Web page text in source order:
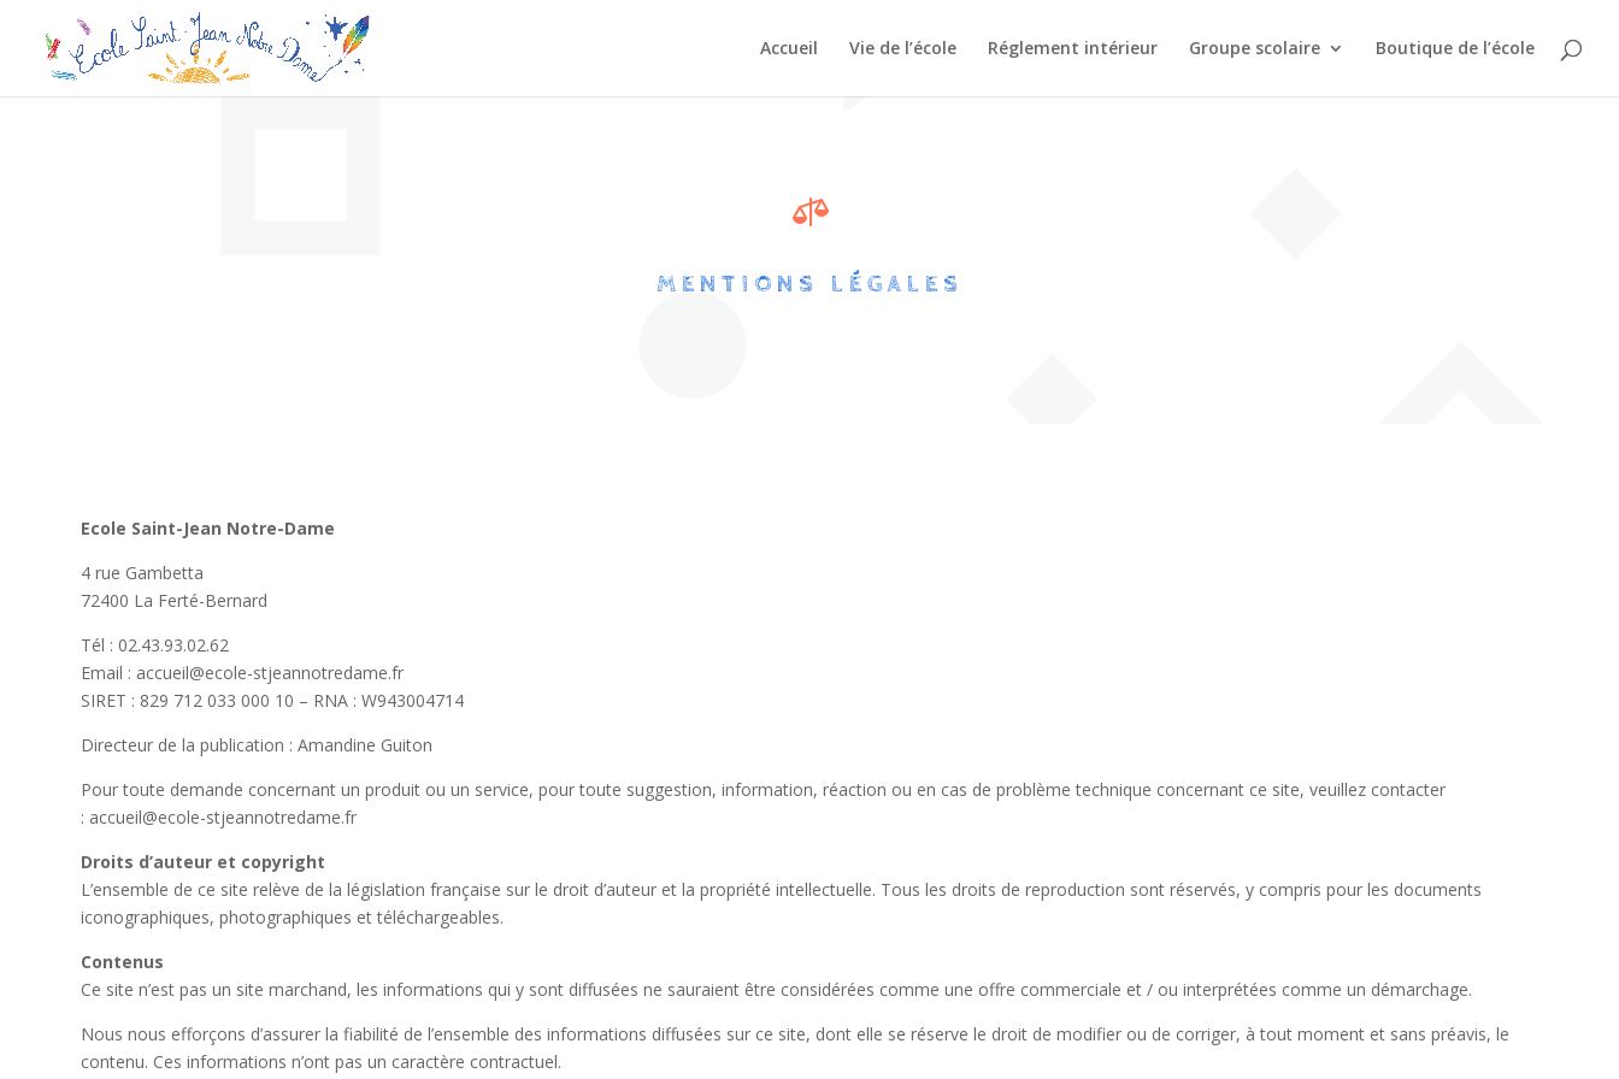
Accueil Vie de l’école Réglement intérieur Groupe scolaire Boutique de l’école

MENTIONS LÉGALES
Ecole Saint-Jean Notre-Dame
4 rue Gambetta
72400 La Ferté-Bernard
Tél : 02.43.93.02.62
Email : accueil@ecole-stjeannotredame.fr
SIRET : 829 712 033 000 10 – RNA : W943004714
Directeur de la publication : Amandine Guiton
Pour toute demande concernant un produit ou un service, pour toute suggestion, information, réaction ou en cas de problème technique concernant ce site, veuillez contacter
: accueil@ecole-stjeannotredame.fr
Droits d’auteur et copyright
L’ensemble de ce site relève de la législation française sur le droit d’auteur et la propriété intellectuelle. Tous les droits de reproduction sont réservés, y compris pour les documents
iconographiques, photographiques et téléchargeables.
Contenus
Ce site n’est pas un site marchand, les informations qui y sont diffusées ne sauraient être considérées comme une offre commerciale et / ou interprétées comme un démarchage.
Nous nous efforçons d’assurer la fiabilité de l’ensemble des informations diffusées sur ce site, dont elle se réserve le droit de modifier ou de corriger, à tout moment et sans préavis, le
contenu. Ces informations n’ont pas un caractère contractuel.